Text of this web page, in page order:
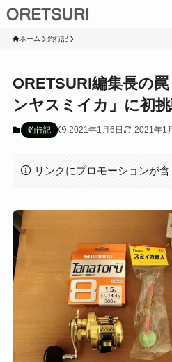
ホーム 釣行記
ORETSURI編集長の
ンヤスミイカ」に初
釣行記 2021年1月6日 2021年1
リンクにプロモーションが